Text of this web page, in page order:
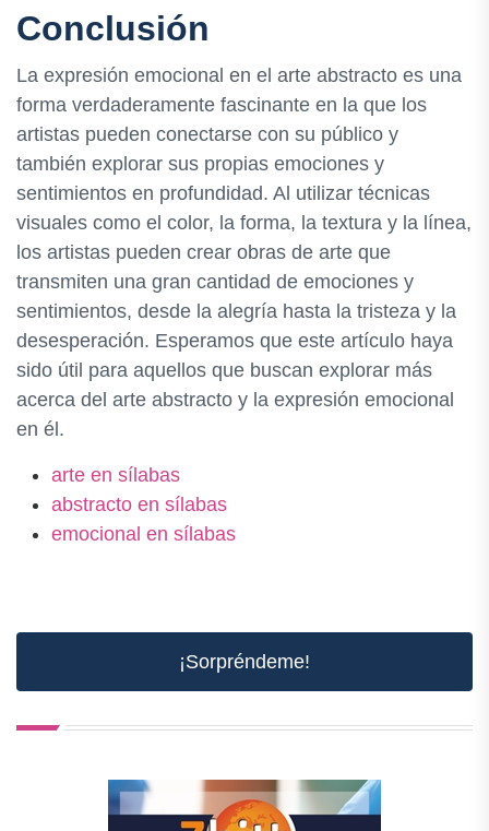
Conclusión
La expresión emocional en el arte abstracto es una
forma verdaderamente fascinante en la que los
artistas pueden conectarse con su público y
también explorar sus propias emociones y
sentimientos en profundidad. Al utilizar técnicas
visuales como el color, la forma, la textura y la línea,
los artistas pueden crear obras de arte que
transmiten una gran cantidad de emociones y
sentimientos, desde la alegría hasta la tristeza y la
desesperación. Esperamos que este artículo haya
sido útil para aquellos que buscan explorar más
acerca del arte abstracto y la expresión emocional
en él.
arte en sílabas
abstracto en sílabas
emocional en sílabas
¡Sorpréndeme!